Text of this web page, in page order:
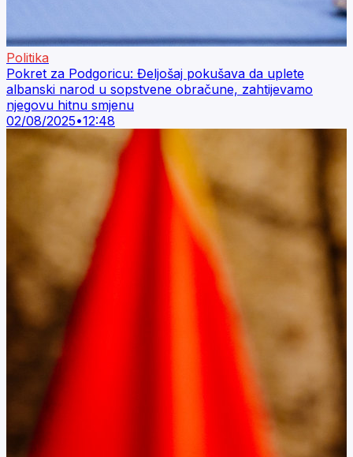
Politika
Pokret za Podgoricu: Đeljošaj pokušava da uplete
albanski narod u sopstvene obračune, zahtijevamo
njegovu hitnu smjenu
02/08/2025•12:48